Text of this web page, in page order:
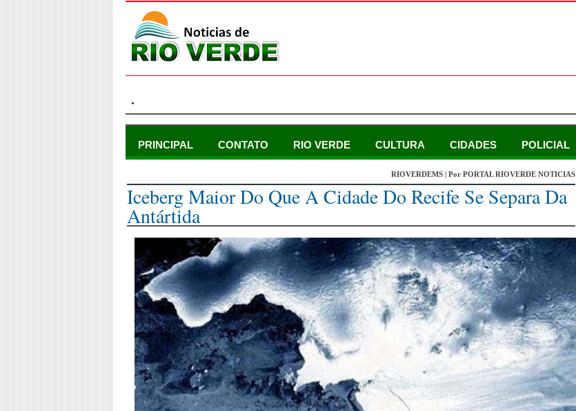
.
PRINCIPAL CONTATO RIO VERDE CULTURA CIDADES POLICIAL
RIOVERDEMS | Por PORTAL RIOVERDE NOTICIAS
Iceberg Maior Do Que A Cidade Do Recife Se Separa Da
Antártida